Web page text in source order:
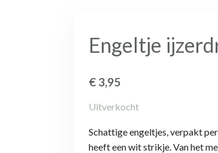
Engeltje
€3,95
Uitverkocht
Schattige engeltjes, verpakt
heeft een wit strikje. Van het